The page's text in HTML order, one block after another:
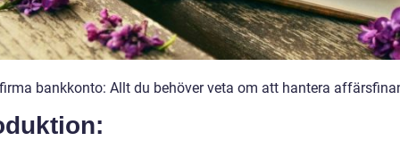
bankkonto: Allt du behöver veta om att hantera